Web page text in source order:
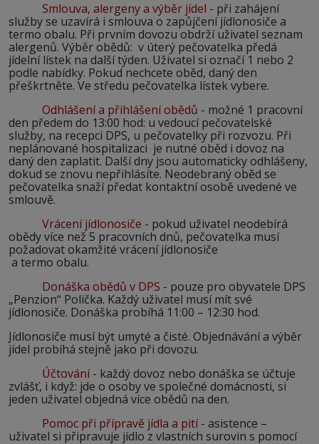
Smlouva, alergeny a výběr jídel - při zahájení
služby se uzavírá i smlouva o zapůjčení jídlonosiče a
termo obalu. Při prvním dovozu obdrží uživatel seznam
alergenů. Výběr obědů: v úterý pečovatelka předá
jídelní lístek na další týden. Uživatel si označí 1 nebo 2
podle nabídky. Pokud nechcete oběd, daný den
přeškrtněte. Ve středu pečovatelka lístek vybere.
Odhlášení a přihlášení obědů - možné 1 pracovní
den předem do 13:00 hod: u vedoucí pečovatelské
služby, na recepci DPS, u pečovatelky při rozvozu. Při
neplánované hospitalizaci je nutné oběd i dovoz na
daný den zaplatit. Další dny jsou automaticky odhlášeny,
dokud se znovu nepřihlásíte. Neodebraný oběd se
pečovatelka snaží předat kontaktní osobě uvedené ve
smlouvě.
Vrácení jídlonosiče - pokud uživatel neodebírá
obědy více než 5 pracovních dnů, pečovatelka musí
požadovat okamžité vrácení jídlonosiče
a termo obalu.
Donáška obědů v DPS - pouze pro obyvatele DPS
„Penzion“ Polička. Každý uživatel musí mít své
jídlonosiče. Donáška probíhá 11:00 – 12:30 hod.
Jídlonosiče musí být umyté a čisté. Objednávání a výběr
jídel probíhá stejně jako při dovozu.
Účtování- každý dovoz nebo donáška se účtuje
zvlášť, i když: jde o osoby ve společné domácnosti, si
jeden uživatel objedná více obědů na den.
Pomoc při přípravě jídla a pití- asistence –
uživatel si připravuje jídlo z vlastních surovin s pomocí